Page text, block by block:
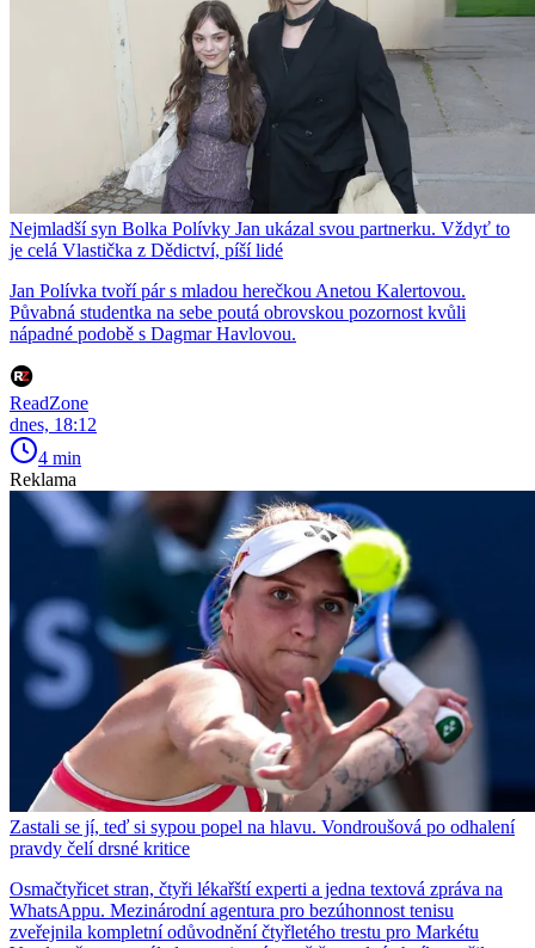
Nejmladší syn Bolka Polívky Jan ukázal svou partnerku. Vždyť to
je celá Vlastička z Dědictví, píší lidé
Jan Polívka tvoří pár s mladou herečkou Anetou Kalertovou.
Půvabná studentka na sebe poutá obrovskou pozornost kvůli
nápadné podobě s Dagmar Havlovou.
ReadZone
dnes, 18:12
4 min
Reklama
Zastali se jí, teď si sypou popel na hlavu. Vondroušová po odhalení
pravdy čelí drsné kritice
Osmačtyřicet stran, čtyři lékařští experti a jedna textová zpráva na
WhatsAppu. Mezinárodní agentura pro bezúhonnost tenisu
zveřejnila kompletní odůvodnění čtyřletého trestu pro Markétu